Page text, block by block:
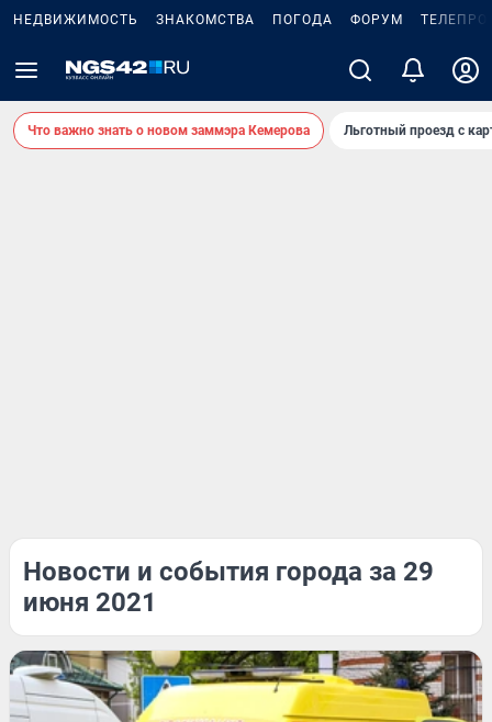
НЕДВИЖИМОСТЬ ЗНАКОМСТВА ПОГОДА ФОРУМ
Что важно знать о новом заммэра Кемерова Льготный проезд с
Новости и события города за 29
июня 2021